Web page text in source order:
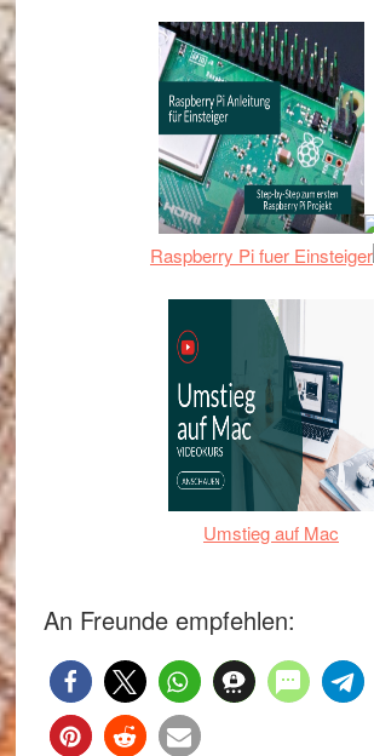
Raspberry Pi fuer Einsteiger
Umstieg auf Mac
An Freunde empfehlen: